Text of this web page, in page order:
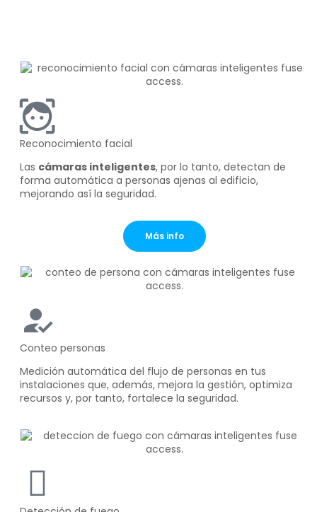
Reconocimiento facial
Las cámaras inteligentes, por lo tanto, detectan de
forma automática a personas ajenas al edificio,
mejorando así la seguridad.
Más info
Conteo personas
Medición automática del flujo de personas en tus
instalaciones que, además, mejora la gestión, optimiza
recursos y, por tanto, fortalece la seguridad.